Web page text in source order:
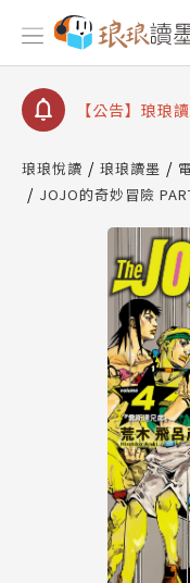
【公告】因
停部分閱讀服務
【公告】琅琅
【公告】琅琅
請圖文教學
【公告】琅琅
查詢
【公告】因
停部分閱讀服務
琅琅悅讀 琅琅讀墨
JOJO的奇妙冒險